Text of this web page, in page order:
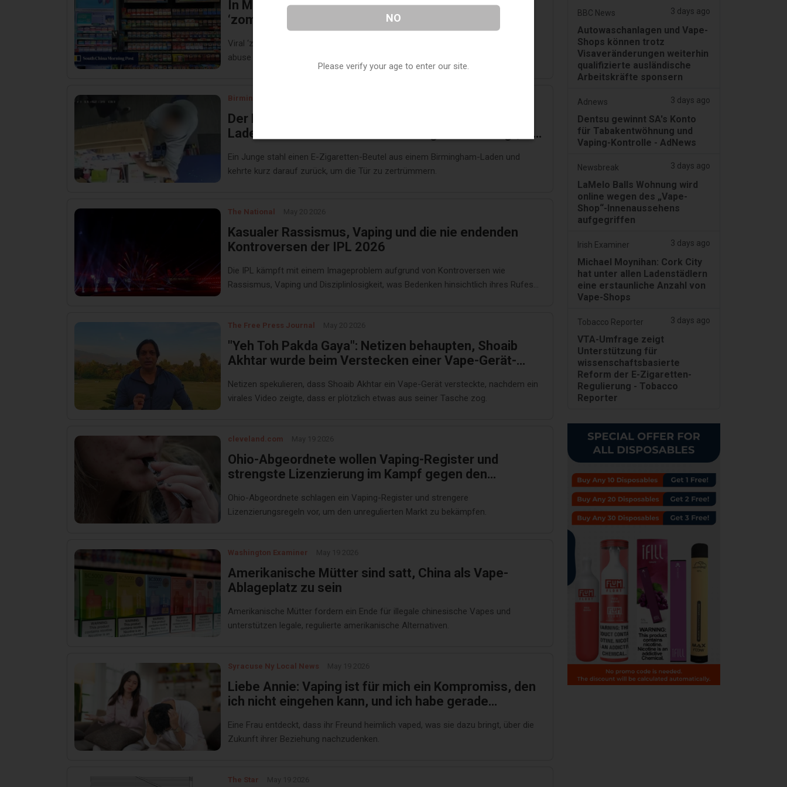
In Malaysia, drug-laced vape seizures stoke US-like
‘zombie epidemic’ fears
Viral ‘zombie vape’ videos prompt arrests and warnings of a growing substance
abuse crisis in the country.
Birmingham Live
Der Moment, als ein Junge aus einem Birmingham-
Laden stiehlt & die Tür zerstört - Eigentümer sagt, sie
Ein Junge stahl einen E-Zigaretten-Beutel aus einem Birmingham-Laden und
kehrte kurz darauf zurück, um die Tür zu zertrümmern.
The National
Kasualer Rassismus, Vaping und die nie endenden
Kontroversen der IPL 2026
Die IPL kämpft mit einem Imageproblem aufgrund von Kontroversen wie
Rassismus, Vaping und Disziplinlosigkeit, was Bedenken hinsichtlich ihres Rufes
The Free Press Journal
"Yeh Toh Pakda Gaya": Netizen behaupten, Shoaib
Akhtar wurde beim Verstecken einer Vape-Gerät-
Afridi erwischt
Netizen spekulieren, dass Shoaib Akhtar ein Vape-Gerät versteckte, nachdem ein
virales Video zeigte, dass er plötzlich etwas aus seiner Tasche zog.
cleveland.com
Ohio-Abgeordnete wollen Vaping-Register und
strengste Lizenzierung im Kampf gegen den
Ohio-Abgeordnete schlagen ein Vaping-Register und strengere
Lizenzierungsregeln vor, um den unregulierten Markt zu bekämpfen.
Washington Examiner
Amerikanische Mütter sind satt, China als Vape-
Ablageplatz zu sein
Amerikanische Mütter fordern ein Ende für illegale chinesische Vapes und
unterstützen legale, regulierte amerikanische Alternativen.
Syracuse Ny Local News
Liebe Annie: Vaping ist für mich ein Kompromiss, den
ich nicht eingehen kann, und ich habe gerade
macht
Eine Frau entdeckt, dass ihr Freund heimlich vaped, was sie dazu bringt, über die
Zukunft ihrer Beziehung nachzudenken.
The Star
BBC News 3 days ago
Autowaschanlagen und Vape-
Shops können trotz
Visaveränderungen weiterhin
qualifizierte ausländische
Arbeitskräfte sponsern
Adnews 3 days ago
Dentsu gewinnt SA's Konto
für Tabakentwöhnung und
Vaping-Kontrolle - AdNews
Newsbreak 3 days ago
LaMelo Balls Wohnung wird
online wegen des „Vape-
Shop“-Innenaussehens
aufgegriffen
Irish Examiner 3 days ago
Michael Moynihan: Cork City
hat unter allen Ladenstädlern
eine erstaunliche Anzahl von
Vape-Shops
Tobacco Reporter 3 days ago
VTA-Umfrage zeigt
Unterstützung für
wissenschaftsbasierte
Reform der E-Zigaretten-
Regulierung - Tobacco
Reporter
NO
Please verify your age to enter our site.